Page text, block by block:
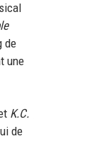
de
une
K.C.
de